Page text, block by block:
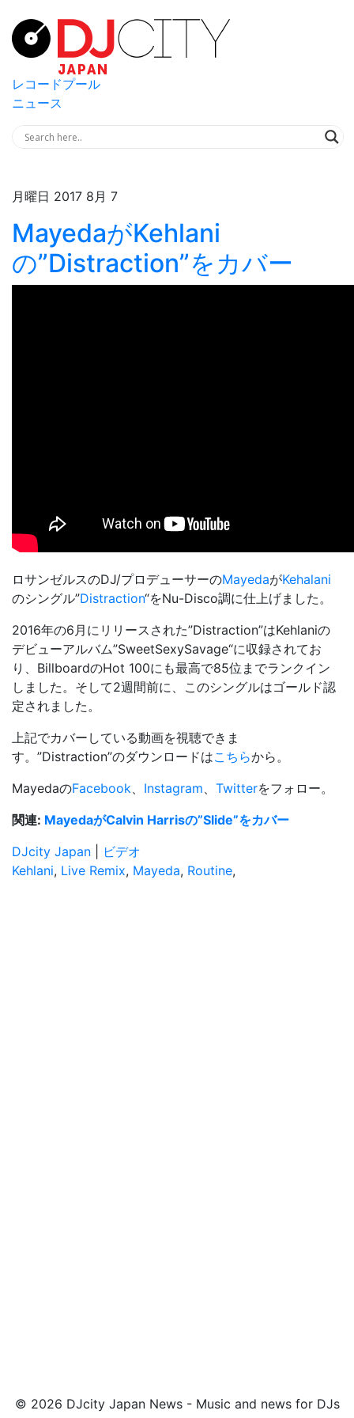
レコードプール
ニュース
月曜日 2017 8月 7
MayedaがKehlani
の”Distraction”をカバー
ロサンゼルスのDJ/プロデューサーのMayedaがKehalani
のシングル”Distraction“をNu-Disco調に仕上げました。
2016年の6月にリリースされた”Distraction”はKehlaniの
デビューアルバム”SweetSexySavage“に収録されてお
り、BillboardのHot 100にも最高で85位までランクイン
しました。そして2週間前に、このシングルはゴールド認
定されました。
上記でカバーしている動画を視聴できま
す。”Distraction”のダウンロードはこちらから。
MayedaのFacebook、 Instagram、 Twitterをフォロー。
関連: MayedaがCalvin Harrisの”Slide”をカバー
DJcity Japan
ビデオ
Kehlani, Live Remix, Mayeda, Routine,
© 2026 DJcity Japan News - Music and news for DJs